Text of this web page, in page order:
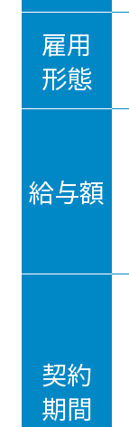
雇用
形態
給与額
契約
期間